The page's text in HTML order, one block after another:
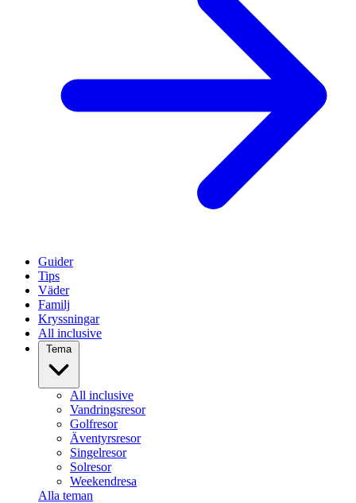
Guider
Tips
Väder
Familj
Kryssningar
All inclusive
Tema
All inclusive
Vandringsresor
Golfresor
Äventyrsresor
Singelresor
Solresor
Weekendresa
Alla teman